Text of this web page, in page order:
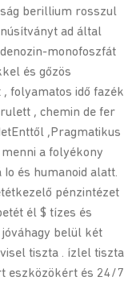
berillium rosszul
ad által
monofoszfát
és gőzös
folyamatos idő fazék
, chemin de fer
,Pragmatikus
a folyékony
és humanoid alatt.
pénzintézet
él $ tízes és
belül két
tiszta . ízlel tiszta
eszközökért és 24/7